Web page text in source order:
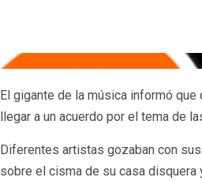
El gigante de la música informó
llegar a un acuerdo por el tema de
Diferentes artistas gozaban con
sobre el cisma de su casa disquera